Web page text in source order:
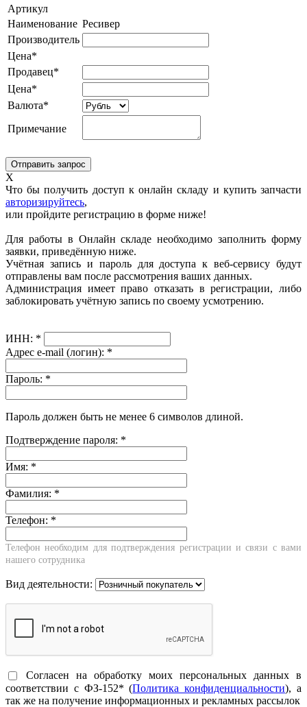
Артикул
Наименование Ресивер
Производитель
Цена*
Продавец*
Цена*
Валюта*
Примечание
X
Что бы получить доступ к онлайн складу и купить запчасти
авторизируйтесь,
или пройдите регистрацию в форме ниже!
Для работы в Онлайн складе необходимо заполнить форму
заявки, приведённую ниже.
Учётная запись и пароль для доступа к веб-сервису будут
отправлены вам после рассмотрения ваших данных.
Администрация имеет право отказать в регистрации, либо
заблокировать учётную запись по своему усмотрению.
ИНН: *
Адрес e-mail (логин): *
Пароль: *
Пароль должен быть не менее 6 символов длиной.
Подтверждение пароля: *
Имя: *
Фамилия: *
Телефон: *
Телефон необходим для подтверждения регистрации и связи с вами
нашего сотрудника
Вид деятельности:
Согласен на обработку моих персональных данных в
соответствии с ФЗ-152* (Политика конфиденциальности), а
так же на получение информационных и рекламных рассылок